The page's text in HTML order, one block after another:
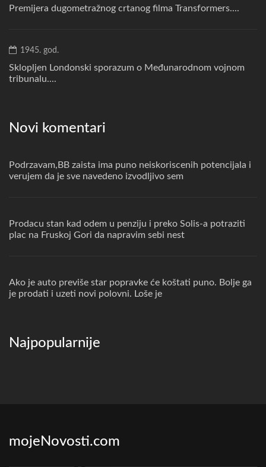
Premijera dugometražnog crtanog filma Transformers....
1945. god.
Sklopljen Londonski sporazum o Međunarodnom vojnom
tribunalu....
Novi komentari
Podrzavam,BB zaista ima puno neiskoriscenih potencijala i
verujem da je sve navedeno izvodljivo sem
Prodacu stan kad odem u penziju i preko Solis-a potraziti
plac na Fruskoj Gori da napravim sebi nest
Ako je auto previše star popravke će koštati puno. Bolje ga
je prodati i uzeti novi polovni. Loše je
Najpopularnije
mojeNovosti.com